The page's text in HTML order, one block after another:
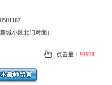
城小区北门对面）
点击量： 91978